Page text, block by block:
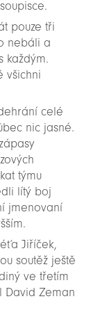
pouze tři
nebáli a
každým.
všichni
celé
nic jasné.
týmu
lítý boj
jmenovaní
Jiříček,
soutěž ještě
ve třetím
David Zeman